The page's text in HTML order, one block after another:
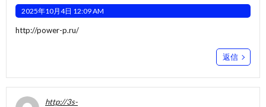
2025年10月4日 12:09 AM
http://power-p.ru/
返信
http://3s-